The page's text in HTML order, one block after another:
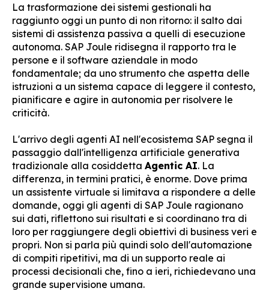
La trasformazione dei sistemi gestionali ha
raggiunto oggi un punto di non ritorno: il salto dai
sistemi di assistenza passiva a quelli di esecuzione
autonoma. SAP Joule ridisegna il rapporto tra le
persone e il software aziendale in modo
fondamentale; da uno strumento che aspetta delle
istruzioni a un sistema capace di leggere il contesto,
pianificare e agire in autonomia per risolvere le
criticità.
L'arrivo degli agenti AI nell'ecosistema SAP segna il
passaggio dall'intelligenza artificiale generativa
tradizionale alla cosiddetta Agentic AI. La
differenza, in termini pratici, è enorme. Dove prima
un assistente virtuale si limitava a rispondere a delle
domande, oggi gli agenti di SAP Joule ragionano
sui dati, riflettono sui risultati e si coordinano tra di
loro per raggiungere degli obiettivi di business veri e
propri. Non si parla più quindi solo dell'automazione
di compiti ripetitivi, ma di un supporto reale ai
processi decisionali che, fino a ieri, richiedevano una
grande supervisione umana.